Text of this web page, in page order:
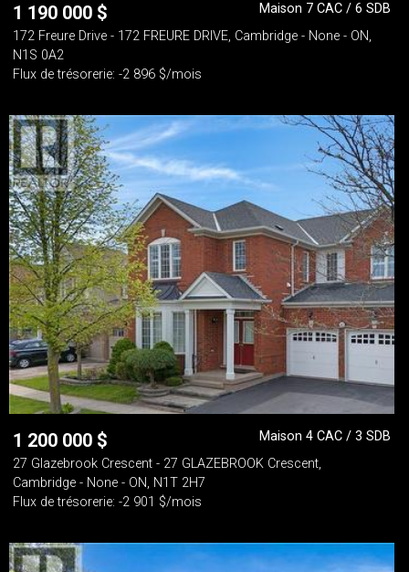
1 190 000 $
Maison 7 CAC / 6 SDB
172 Freure Drive - 172 FREURE DRIVE, Cambridge - None - ON,
N1S 0A2
Flux de trésorerie: -2 896 $/mois
1 200 000 $
Maison 4 CAC / 3 SDB
27 Glazebrook Crescent - 27 GLAZEBROOK Crescent,
Cambridge - None - ON, N1T 2H7
Flux de trésorerie: -2 901 $/mois